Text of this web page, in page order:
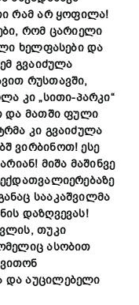
რამ არ ყოფილა!
რომ ცარიელი
ხელფასები და
გვაიძულა
რუსთავში,
კი „სითი-პარკი“
და მათში ფული
კი გვაიძულა
ვირბინოთ! ესე
მიშა მაშინვე
სააკაშვილმა
დაზღვევას!
თუკი
ასობით
და აუცილებელი